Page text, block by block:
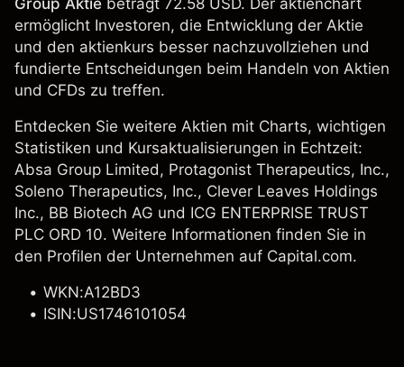
Group Aktie beträgt 72.58 USD. Der aktienchart
ermöglicht Investoren, die Entwicklung der Aktie
und den aktienkurs besser nachzuvollziehen und
fundierte Entscheidungen beim Handeln von Aktien
und CFDs zu treffen.
Entdecken Sie weitere Aktien mit Charts, wichtigen
Statistiken und Kursaktualisierungen in Echtzeit:
Absa Group Limited, Protagonist Therapeutics, Inc.,
Soleno Therapeutics, Inc., Clever Leaves Holdings
Inc., BB Biotech AG und ICG ENTERPRISE TRUST
PLC ORD 10. Weitere Informationen finden Sie in
den Profilen der Unternehmen auf Capital.com.
WKN:A12BD3
ISIN:US1746101054